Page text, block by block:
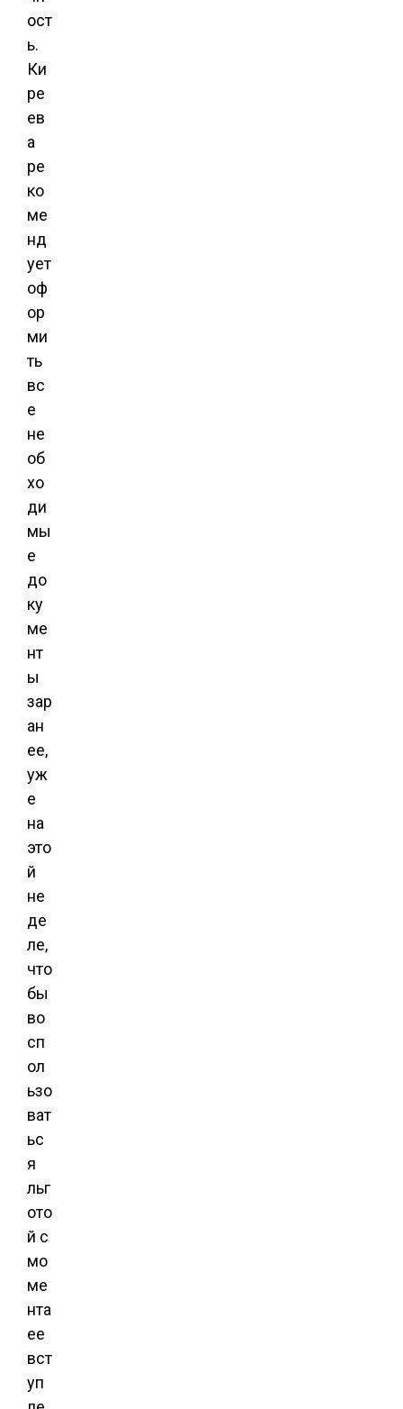
ост
ь.
Ки
ре
ев
а
ре
ко
ме
нд
ует
оф
ор
ми
ть
вс
е
не
об
хо
ди
мы
е
до
ку
ме
нт
ы
зар
ан
ее,
уж
е
на
это
й
не
де
ле,
что
бы
во
сп
ол
ьзо
ват
ьс
я
льг
ото
й с
мо
ме
нта
ее
вст
уп